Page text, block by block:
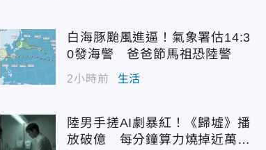
白海豚颱風進逼！氣象署估14:3
0發海警 爸爸節馬祖恐陸警
2小時前 生活
陸男手搓AI劇暴紅！《歸墟》播
放破億 每分鐘算力燒掉近萬台